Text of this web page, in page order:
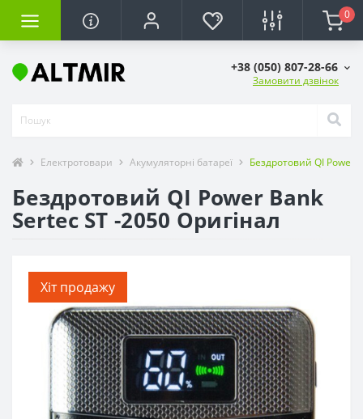
0
+38 (050) 807-28-66
Замовити дзвінок
Електротовари Акумуляторні батареї Бездротовий QI Power
Бездротовий QI Power Bank
Sertec ST -2050 Оригінал
Хіт продажу